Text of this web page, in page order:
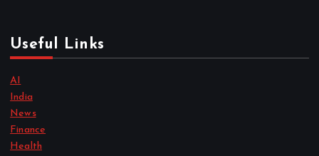
Useful Links
AI
India
News
Finance
Health